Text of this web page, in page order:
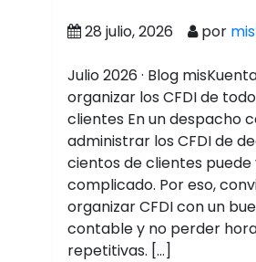
28 julio, 2026 por
Julio 2026 · Blog
organizar los CFDI de
clientes En un despacho
administrar los CFDI de
cientos de clientes puede
complicado. Por eso,
organizar CFDI con un
contable y no perder
repetitivas. […]